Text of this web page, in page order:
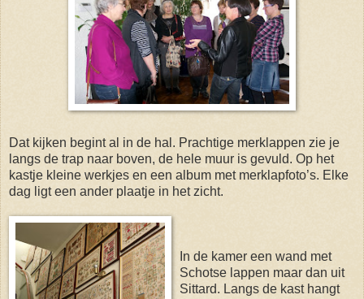
Dat kijken begint al in de hal. Prachtige merklappen zie je
langs de trap naar boven, de hele muur is gevuld. Op het
kastje kleine werkjes en een album met merklapfoto’s. Elke
dag ligt een ander plaatje in het zicht.
In de kamer een wand met
Schotse lappen maar dan uit
Sittard. Langs de kast hangt